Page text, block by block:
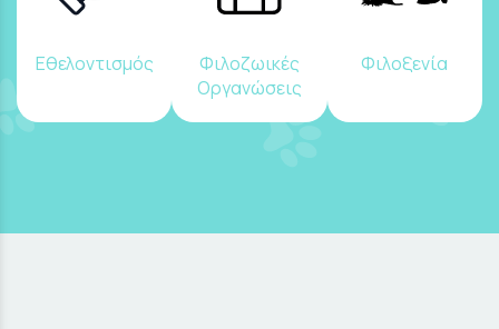
Εθελοντισμός
Φιλοζωικές
Οργανώσεις
Φιλοξενία